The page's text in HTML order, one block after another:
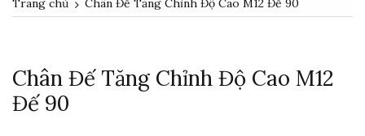
Chân Đế Tăng Chỉnh Độ Cao M12
Đế 90